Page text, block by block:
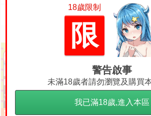
18歲限制
限
警告啟事
未滿18歲者請勿瀏覽及購買
我已滿18歲,進入本區